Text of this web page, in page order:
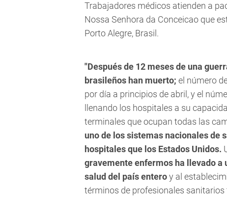
Trabajadores médicos atienden a
Nossa Senhora da Conceicao que
Porto Alegre, Brasil.
"Después de 12 meses de una
brasileños han muerto; el número
por día a principios de abril, y el
llenando los hospitales a su
terminales que ocupan todas las
uno de los sistemas nacionales de
hospitales que los Estados Unidos.
gravemente enfermos ha llevado a
salud del país enteroy al
términos de profesionales